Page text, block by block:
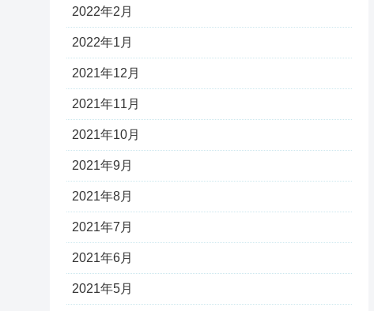
2022年2月
2022年1月
2021年12月
2021年11月
2021年10月
2021年9月
2021年8月
2021年7月
2021年6月
2021年5月